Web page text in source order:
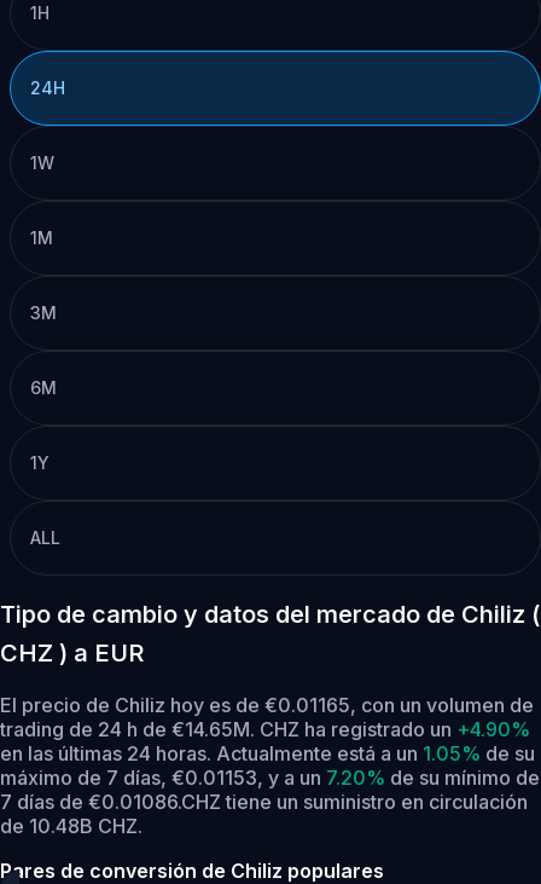
1H
24H
1W
1M
3M
6M
1Y
ALL
Tipo de cambio y datos del mercado de Chiliz (
CHZ ) a EUR
El precio de Chiliz hoy es de €0.01165, con un volumen de
trading de 24 h de €14.65M. CHZ ha registrado un +4.90%
en las últimas 24 horas. Actualmente está a un 1.05% de su
máximo de 7 días, €0.01153, y a un 7.20% de su mínimo de
7 días de €0.01086.CHZ tiene un suministro en circulación
de 10.48B CHZ.
Pares de conversión de Chiliz populares